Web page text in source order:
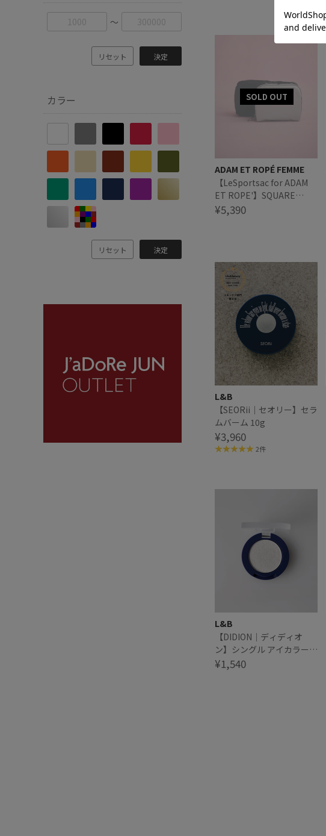
〜
リセット 決定
カラー
リセット 決定
ADAM ET ROPÉ FEMME
【LeSportsac for ADAM
ET ROPE'】SQUARE
COSMETIC (SHINE/SOLID)
¥5,390
L&B
【SEORii｜セオリー】セラ
ムバーム 10g
¥3,960
2件
L&B
【DIDION｜ディディオ
ン】シングル アイカラー
08 Diamond Dust
¥1,540